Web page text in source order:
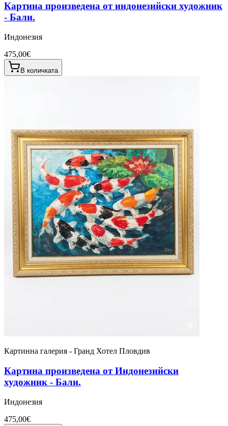
Картина произведена от индонезийски художник
- Бали.
Индонезия
475,00€
В количката
Картинна галерия - Гранд Хотел Пловдив
Картина произведена от Индонезийски
художник - Бали.
Индонезия
475,00€